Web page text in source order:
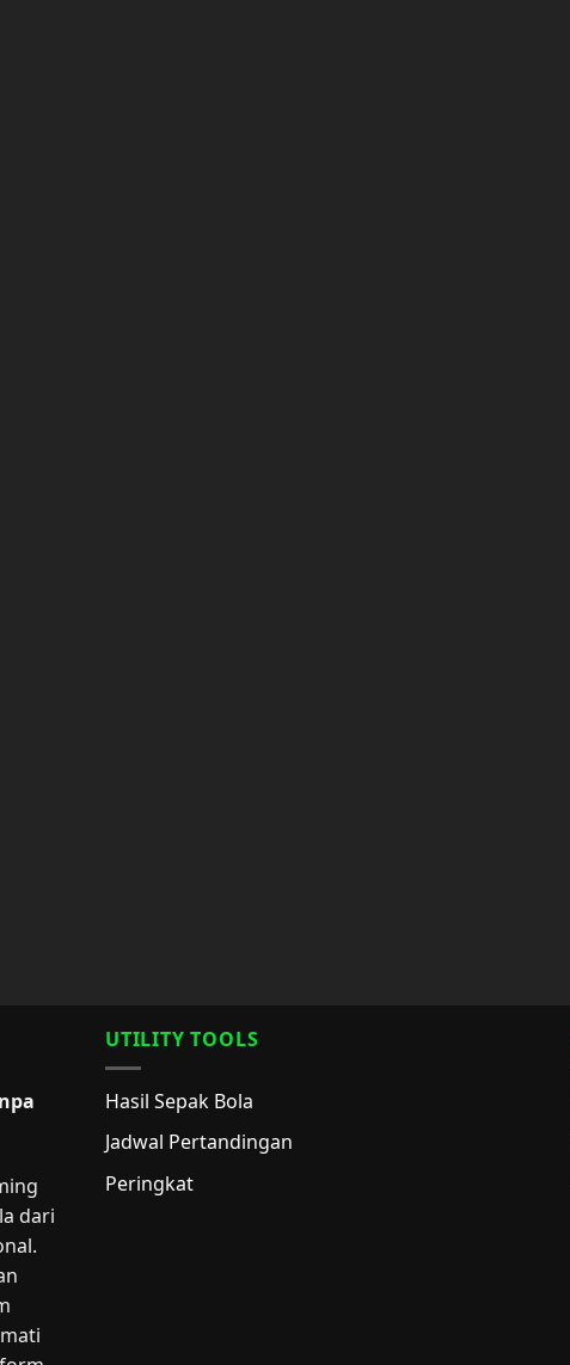
dari
UTILITY TOOLS
Hasil Sepak Bola
Jadwal Pertandingan
Peringkat